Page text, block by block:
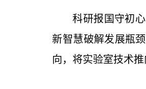
科研报国守初
新智慧破解发展瓶
向，将实验室技术